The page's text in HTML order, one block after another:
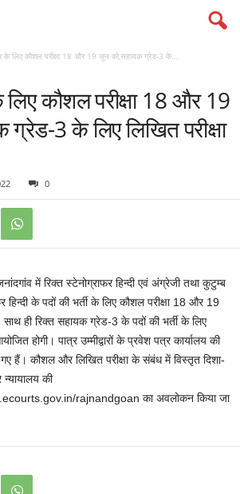
के लिए कौशल परीक्षा 18 और 19 जून को,सहायक ग्रेड-3 के...
कौशल परीक्षा 18 और 19
3 के लिए लिखित परीक्षा
0
में रिक्त स्टेनोग्राफर हिन्दी एवं अंग्रेजी तथा कुटुम्ब
हिन्दी के पदों की भर्ती के लिए कौशल परीक्षा 18 और 19
ही रिक्त सहायक ग्रेड-3 के पदों की भर्ती के लिए
होगी। पात्र उम्मीद्वारों के प्रवेश पत्र कार्यालय की
हैं। कौशल और लिखित परीक्षा के संबंध में विस्तृत दिशा-
न्यायालय की
rajnandgoan का अवलोकन किया जा